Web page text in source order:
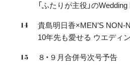
「ふたりが主役」の
貴島明日香×MEN’S
10年先も愛せる ウエディ
８・９月合併号次号予告